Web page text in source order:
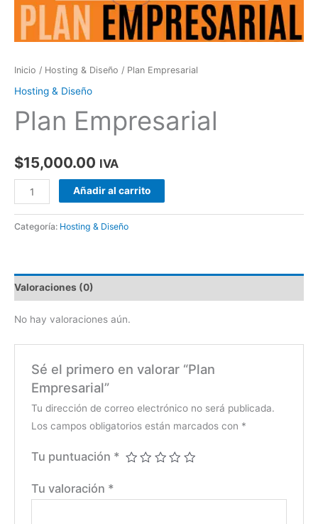
Inicio / Hosting & Diseño / Plan Empresarial
Hosting & Diseño
Plan Empresarial
$15,000.00 IVA
Añadir al carrito
Categoría: Hosting & Diseño
Valoraciones (0)
No hay valoraciones aún.
Sé el primero en valorar “Plan
Empresarial”
Tu dirección de correo electrónico no será publicada.
Los campos obligatorios están marcados con *
Tu puntuación *
Tu valoración *